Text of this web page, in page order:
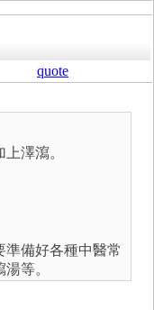
quote
澤瀉。
準備好各種中醫常
等。